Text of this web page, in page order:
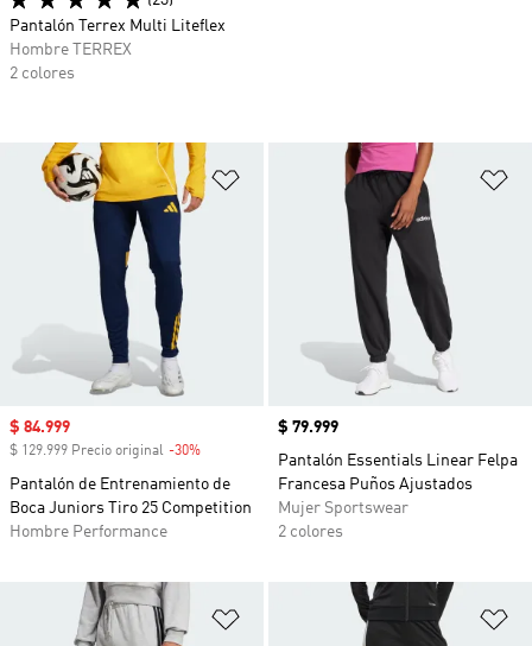
Añadir a la lista de deseos
Precio de venta
$ 84.999
$ 129.999 Precio original -30%
Pantalón de Entrenamiento de
Boca Juniors Tiro 25 Competition
Hombre Performance
Precio
$ 79.999
Pantalón Essentials Linear Felpa
Francesa Puños Ajustados
Mujer Sportswear
2 colores
Añadir a la lista de deseos
Pantalón Terrex Multi Liteflex
Hombre TERREX
2 colores